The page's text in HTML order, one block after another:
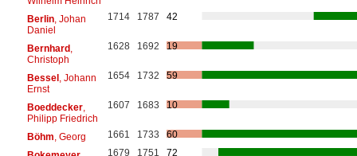
Berlin, Johan
Daniel
1714 1787 42
Bernhard,
Christoph
1628 1692 19
Bessel, Johann
Ernst
1654 1732 59
Boeddecker,
Philipp Friedrich
1607 1683 10
Böhm , Georg 1661 1733
60
1679 1751 72